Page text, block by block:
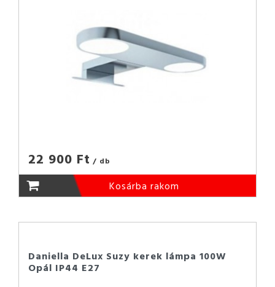
22 900 Ft / db
Kosárba rakom
Daniella DeLux Suzy kerek lámpa 100W
Opál IP44 E27